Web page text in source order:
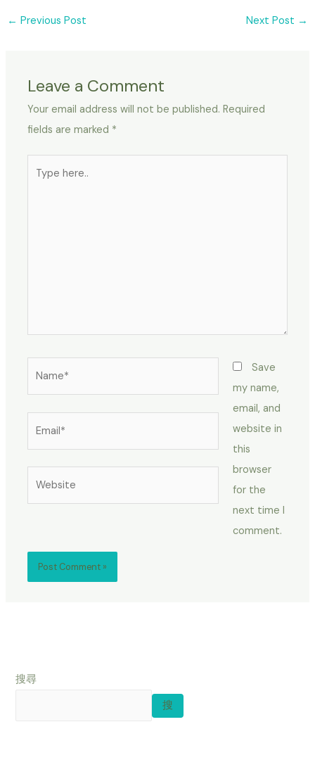
← Previous Post Next Post →
Leave a Comment
Your email address will not be published. Required
fields are marked *
Save
my name,
email, and
website in
this
browser
for the
next time I
comment.
搜尋
搜